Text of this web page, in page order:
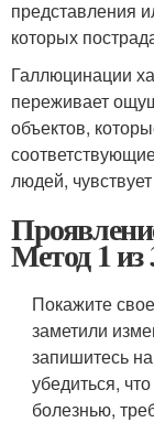
представления
которых
Галлюцинации
переживает
объектов,
людей,
Метод 1
Покажите
заметили
запишитесь
убедиться,
болезнью,